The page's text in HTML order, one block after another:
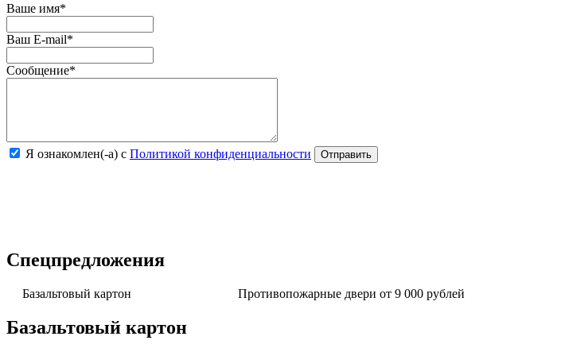
Ваше имя*
Ваш E-mail*
Сообщение*
Я ознакомлен(-а) с Политикой конфиденциальности
Спецпредложения
Базальтовый картон Противопожарные двери от 9 000 рублей
Базальтовый картон